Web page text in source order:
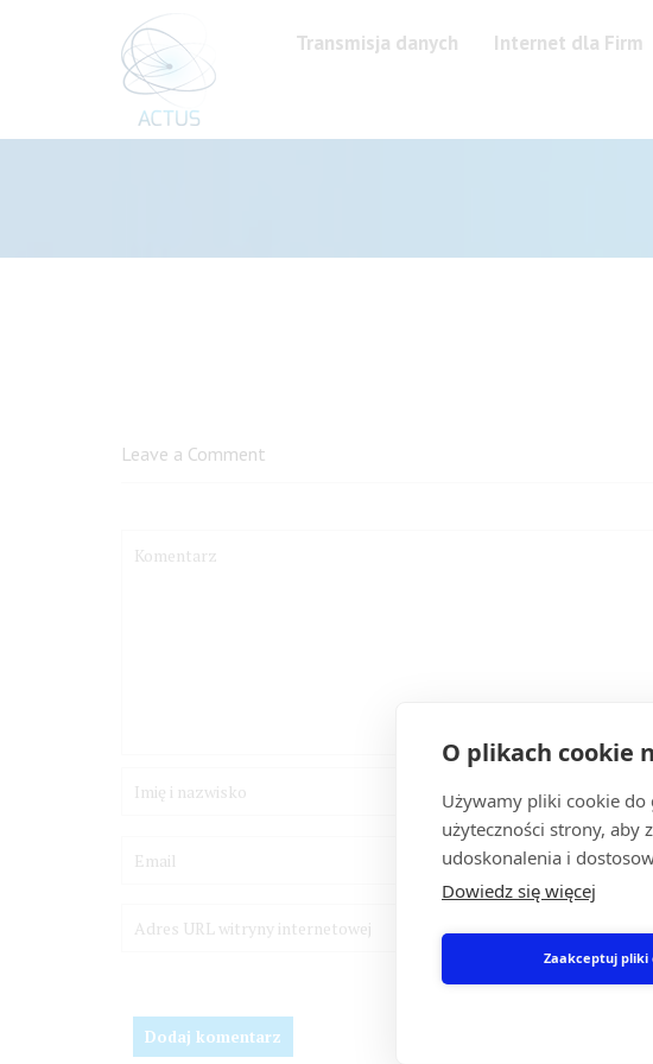
Transmisja danych Internet dla Firm
Leave a Comment
O plikach cookie
Używamy pliki cookie
użyteczności strony, aby
udoskonalenia i
Dowiedz się więcej
Zaakceptuj pliki